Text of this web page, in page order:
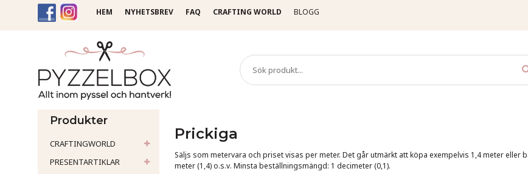
HEM NYHETSBREV FAQ CRAFTING WORLD BLOGG
Produkter
CRAFTINGWORLD
PRESENTARTIKLAR
Prickiga
Säljs som metervara och priset visas per meter. Det går utmärkt att köpa exempelvis 1,4 meter eller
meter (1,4) o.s.v. Minsta beställningsmängd: 1 decimeter (0,1).